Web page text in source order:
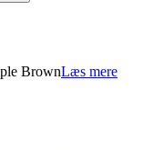
BrownLæs mere